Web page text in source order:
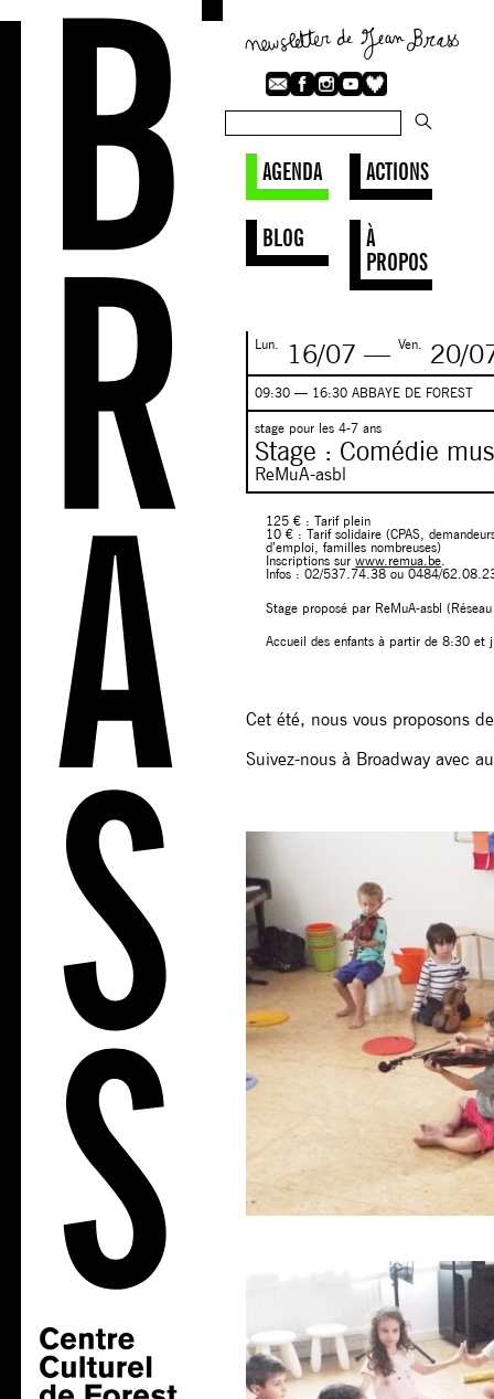
AGENDA ACTIONS
BLOG
À
PROPOS
Lun. 16/07 — Ven. 20/
09:30 — 16:30 ABBAYE DE FOREST
stage pour les 4-7 ans
Stage : Comédie
ReMuA-asbl
125 € : Tarif plein
10 € : Tarif solidaire (CPAS,
d’emploi, familles nombreuses)
Inscriptions surwww.remua.be
Infos : 02/537.74.38 ou 0484/
Stage proposé par ReMuA-asbl
Accueil des enfants à partir de 8:30 et
Cet été, nous vous proposons
Suivez-nous à Broadway avec